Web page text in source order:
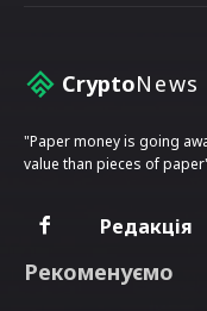
CryptoNews
"Paper money is going
value than pieces of
Редакція
Рекоменуємо